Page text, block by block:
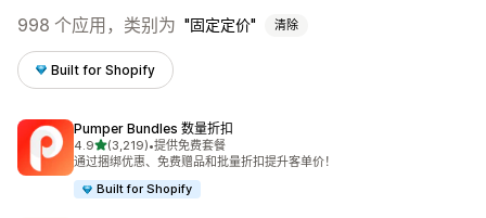
998 个应用，类别为 固定定价 清除
Built for Shopify
Pumper Bundles 数量折扣
4.9星（满分 5 星）
(3,219)
总共 3219 条评论
•提供免费套餐
通过捆绑优惠、免费赠品和批量折扣提升客单价！
Built for Shopify